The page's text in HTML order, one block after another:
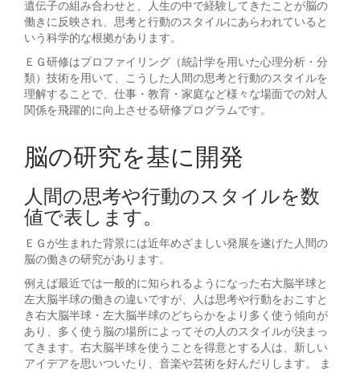
遺伝子の組み合わせと、人生の中で経験してきたことが脳の
働きに反映され、思考と行動のスタイルにあらわれていると
いう科学的な根拠があります。
ＥＧ研修はプロファイリング（統計学を用いた心理分析・分
類）技術を用いて、こうした人間の思考と行動のスタイルを
理解することで、仕事・教育・家庭など様々な場面での対人
関係を飛躍的に向上させる研修プログラムです。
脳の研究を基に開発
人間の思考や行動のスタイルを数
値で表します。
ＥＧが生まれた背景には近年めざましい発展を遂げた人間の
脳の働きの研究があります。
例えば最近では一般的に知られるようになった右大脳半球と
左大脳半球の働きの違いですが、人は思考や行動をおこすと
き右大脳半球・左大脳半球のどちらかをより多く使う傾向が
あり、多く使う脳の場所によってその人のスタイルが決まっ
てきます。右大脳半球を使うことを得意とする人は、新しい
アイデアを思いついたり、音楽や芸術を好んだりします。 ま